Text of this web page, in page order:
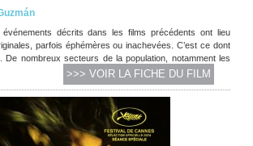
décrits dans les films précédents ont lieu
parfois éphémères ou inachevées. C’est ce dont
De nombreux secteurs de la population, notamment les
>>> VOIR LA FICHE DU FILM